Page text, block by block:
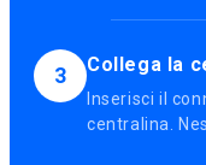
3 Collega la
Inserisci il
centralina.